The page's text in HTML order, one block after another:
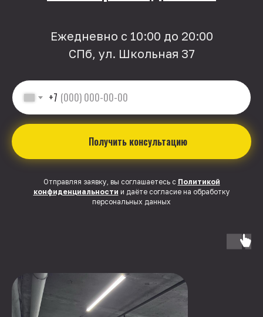
Ежедневно с 10:00 до 20:00
СПб, ул. Школьная 37
+7
Получить консультацию
Отправляя заявку, вы соглашаетесь с Политикой
конфиденциальности и даёте согласие на обработку
персональных данных